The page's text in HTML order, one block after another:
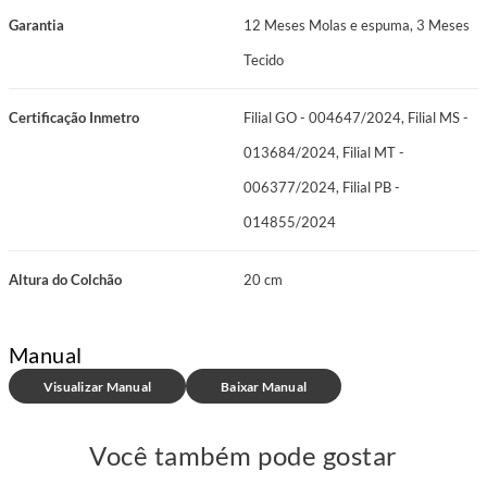
Certificação Inmetro: Certificado conforme Portaria Inmetro Nº 75/2021
A Prodormir oferece a garantia de 12 meses a partir do recebimento do
produto. Caso perceba algum defeito de fabricação, entre em contato com
nossos canais de atendimento para uma análise rápida e eficiente
Garantia
12 Meses Molas e espuma, 3 Meses
Tecido
Certificação Inmetro
Filial GO - 004647/2024, Filial MS -
013684/2024, Filial MT -
006377/2024, Filial PB -
014855/2024
Altura do Colchão 20 cm
Manual
Visualizar Manual Baixar Manual
Você também pode gostar